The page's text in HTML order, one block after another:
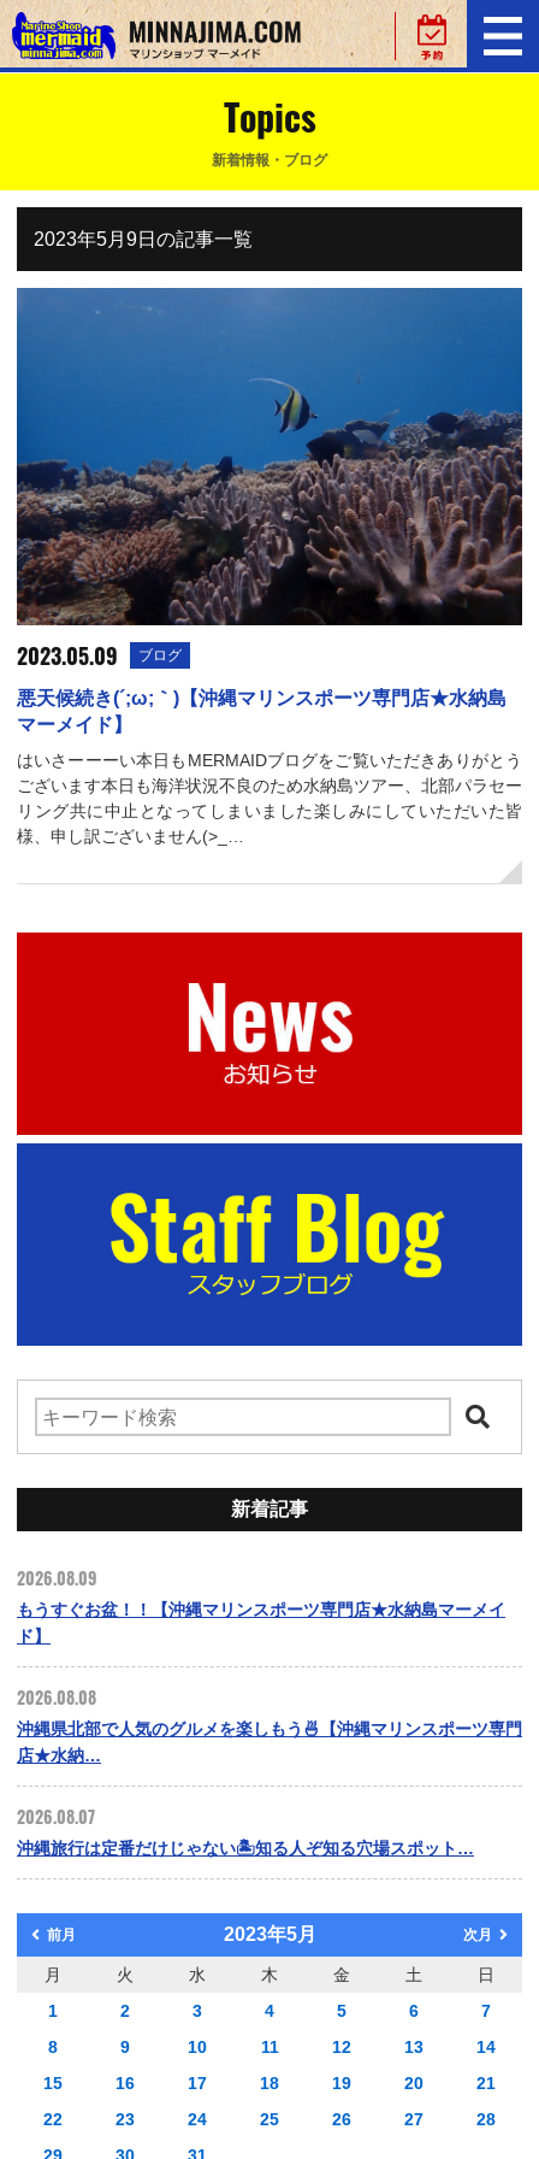
Topics
新着情報・ブログ
2023年5月9日の記事一覧
2023.05.09 ブログ
悪天候続き(´;ω;｀)【沖縄マリンスポーツ専門店★水納島
マーメイド】
はいさーーーい本日もMERMAIDブログをご覧いただきありがとう
ございます本日も海洋状況不良のため水納島ツアー、北部パラセー
リング共に中止となってしまいました楽しみにしていただいた皆
様、申し訳ございません(>_…
新着記事
2026.08.09
もうすぐお盆！！【沖縄マリンスポーツ専門店★水納島マーメイ
ド】
2026.08.08
沖縄県北部で人気のグルメを楽しもう🍜【沖縄マリンスポーツ専門
店★水納…
2026.08.07
沖縄旅行は定番だけじゃない🏝️知る人ぞ知る穴場スポット…
前月 2023年5月 次月
月 火 水 木 金 土
日
1
2 3 4 5 6
7
8
9 10 11 12 13
14
15
16 17 18 19 20
21
22
23 24 25 26 27
28
29
30 31